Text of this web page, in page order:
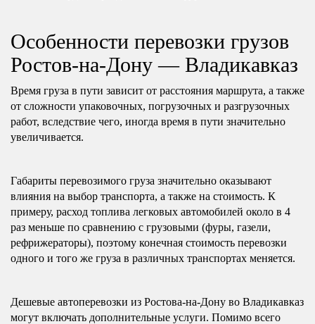
Особенности перевозки грузов
Ростов-на-Дону — Владикавказ
Время груза в пути зависит от расстояния маршрута, а также
от сложности упаковочных, погрузочных и разгрузочных
работ, вследствие чего, иногда время в пути значительно
увеличивается.
Габариты перевозимого груза значительно оказывают
влияния на выбор транспорта, а также на стоимость. К
примеру, расход топлива легковых автомобилей около в 4
раз меньше по сравнению с грузовыми (фуры, газели,
рефрижераторы), поэтому конечная стоимость перевозки
одного и того же груза в различных транспортах меняется.
Дешевые автоперевозки из Ростова-на-Дону во Владикавказ
могут включать дополнительные услуги. Помимо всего